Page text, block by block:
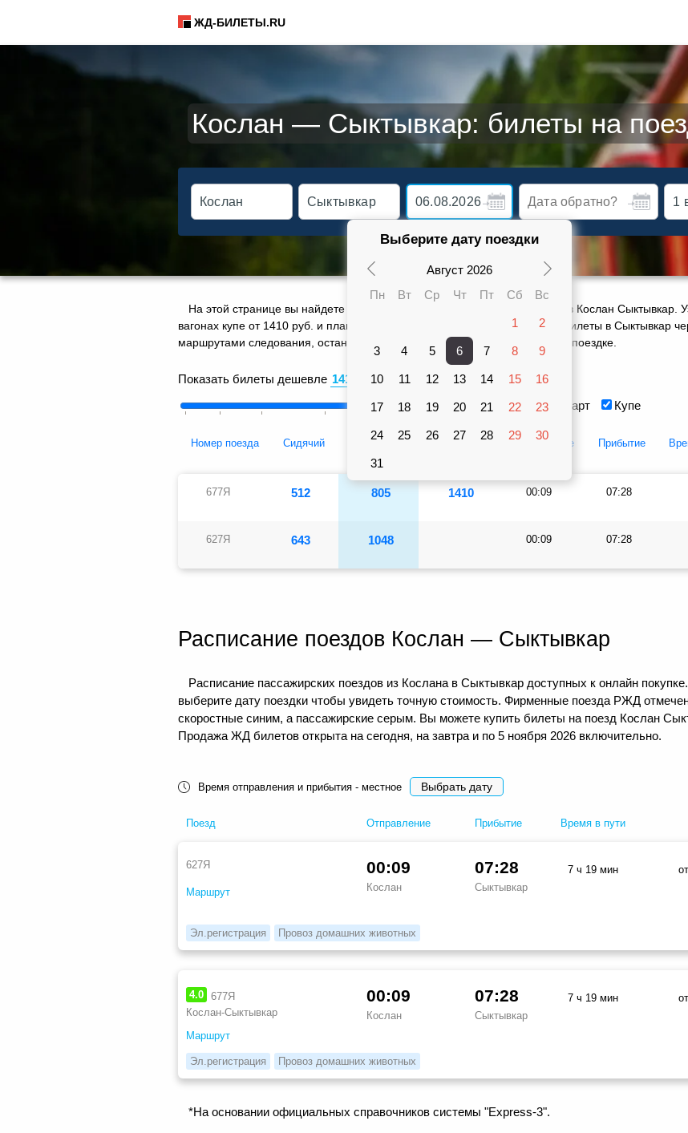
ЖД-БИЛЕТЫ.RU
Кослан — Сыктывкар: билеты на
Выберите дату поездки
Август 2026
Пн
Вт Ср Чт Пт Сб Вс
1 2
3 4 5 6 7 8 9
10 11 12 13 14 15 16
17 18 19 20 21 22 23
24 25 26 27 28 29 30
31
На этой странице вы найдете актуальное расписание движения поездов Кослан Сыктывкар.
вагонах купе от 1410 руб. и плацкарте от 805 руб. Сможете заказать ж/д билеты в Сыктывкар
маршрутами следования, остановками 2 поездов, оставить отзыв о своей поездке.
Показать билеты дешевле рублей Вагоны
Сидячий Плацкарт Купе
Номер поезда Сидячий Плацкарт Купе Отправление Прибытие
677Я 512 805 1410 00:09 07:28
627Я 643 1048 00:09 07:28
Расписание поездов Кослан — Сыктывкар
Расписание пассажирских поездов из Кослана в Сыктывкар доступных к онлайн
выберите дату поездки чтобы увидеть точную стоимость. Фирменные поезда РЖД
скоростные синим, а пассажирские серым. Вы можете купить билеты на поезд Кослан
Продажа ЖД билетов открыта на сегодня, на завтра и по 5 ноября 2026 включительно.
Время отправления и прибытия - местное Выбрать дату
Поезд Отправление Прибытие Время в пути
627Я
Маршрут
00:09
Кослан
07:28
Сыктывкар
7 ч 19 мин от
Эл.регистрация Провоз домашних животных
4.0 677Я
Кослан-Сыктывкар
Маршрут
00:09
Кослан
07:28
Сыктывкар
7 ч 19 мин от
Эл.регистрация Провоз домашних животных
*На основании официальных справочников системы "Express-3".